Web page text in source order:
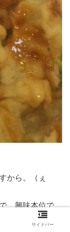
から。（ぇ
、興味本位で
サイドバー